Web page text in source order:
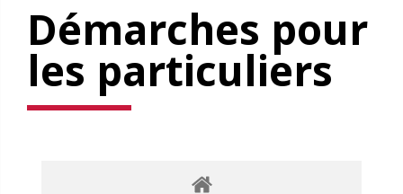
Démarches pour
les particuliers